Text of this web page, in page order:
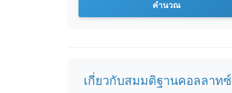
คำนวณ
เกี่ยวกับสมมติฐานคอลลาทซ์